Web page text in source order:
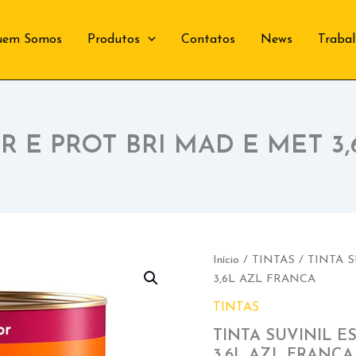
Somos Produtos Contatos News
E PROT BRI MAD E MET
Início / TINTAS / TINTA
3,6L AZL FRANCA
TINTAS
TINTA SUVINIL